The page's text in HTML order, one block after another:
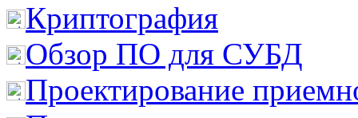
Криптография
Обзор ПО для СУБД
Проектирование